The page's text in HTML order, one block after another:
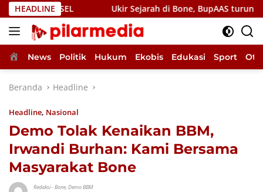
Langsung
ke
konten
HEADLINE
PSEL Ukir Sejarah di Bone, BupAAS turunkan OPD
Home
News Politik Hukum Ekobis Edukasi Sport
Beranda Headline
Headline, Nasional
Demo Tolak Kenaikan BBM,
Irwandi Burhan: Kami Bersama
Masyarakat Bone
Redaksi-Bone, Demo BBM